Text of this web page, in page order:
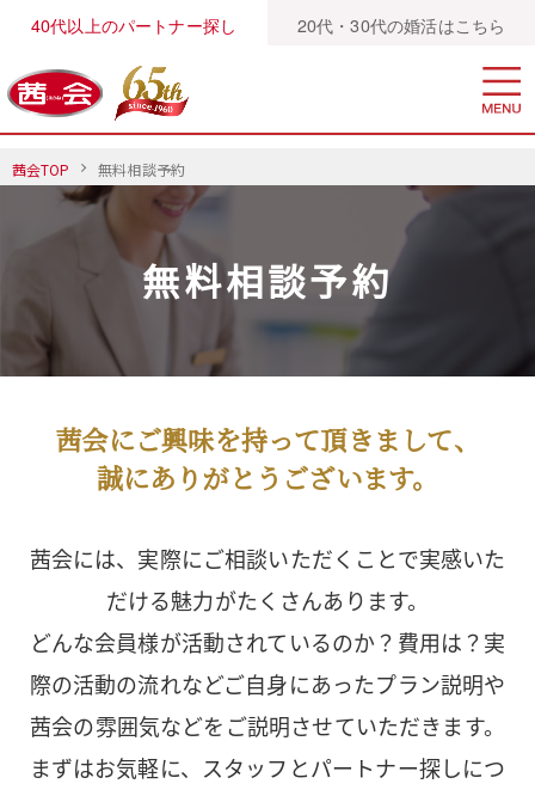
40代以上のパートナー探し 20代・30代の婚活はこちら
茜会TOP 無料相談予約
無料相談予約
茜会にご興味を持って頂きまして、
誠にありがとうございます。
茜会には、実際にご相談いただくことで実感いた
だける魅力がたくさんあります。
どんな会員様が活動されているのか？費用は？実
際の活動の流れなどご自身にあったプラン説明や
茜会の雰囲気などをご説明させていただきます。
まずはお気軽に、スタッフとパートナー探しにつ